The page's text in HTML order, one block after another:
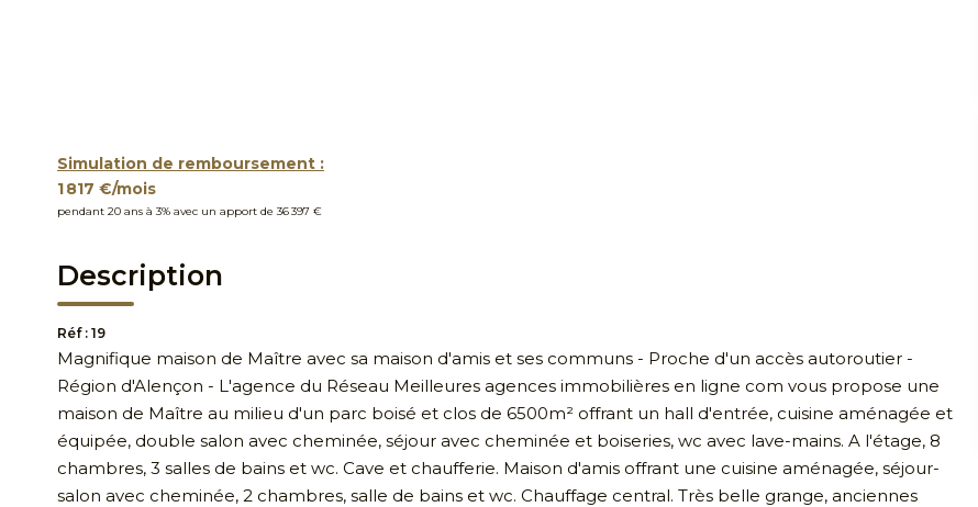
Simulation de remboursement :
1 817 €/mois
pendant 20 ans à 3% avec un apport de 36 397 €
Description
Réf : 19
Magnifique maison de Maître avec sa maison d'amis et ses communs - Proche d'un accès autoroutier -
Région d'Alençon - L'agence du Réseau Meilleures agences immobilières en ligne com vous propose une
maison de Maître au milieu d'un parc boisé et clos de 6500m² offrant un hall d'entrée, cuisine aménagée et
équipée, double salon avec cheminée, séjour avec cheminée et boiseries, wc avec lave-mains. A l'étage, 8
chambres, 3 salles de bains et wc. Cave et chaufferie. Maison d'amis offrant une cuisine aménagée, séjour-
salon avec cheminée, 2 chambres, salle de bains et wc. Chauffage central. Très belle grange, anciennes